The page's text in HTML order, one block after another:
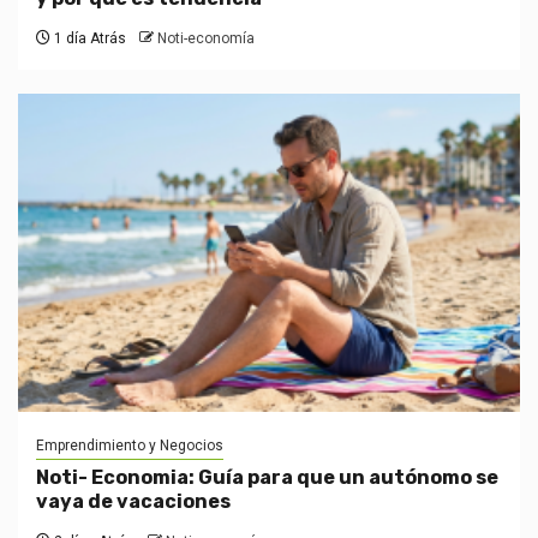
1 día Atrás Noti-economía
Emprendimiento y Negocios
Noti- Economia: Guía para que un autónomo se
vaya de vacaciones